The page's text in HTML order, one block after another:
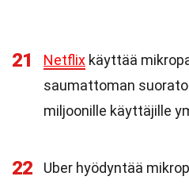
21 Netflix käyttää
saumattoman
miljoonille käyttäjille
22
Uber hyödyntää